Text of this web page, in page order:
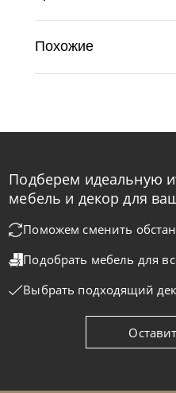
-
Nicolettihome
На заказ 45-90 дн
+280 +100
Похожие
Подберем идеальную
мебель и декор для
Поможем сменить
Подобрать мебель для
Выбрать подходящий